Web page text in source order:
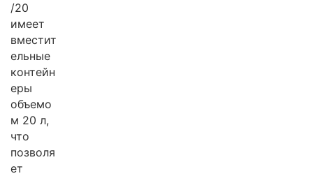
/20
имеет
вместит
ельные
контейн
еры
объемо
м 20 л,
что
позволя
ет